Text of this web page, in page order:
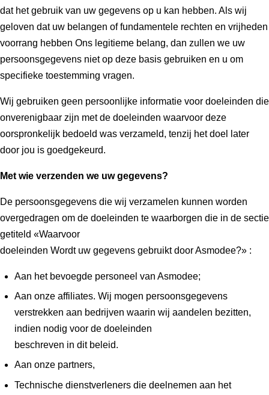
dat het gebruik van uw gegevens op u kan hebben. Als wij
geloven dat uw belangen of fundamentele rechten en vrijheden
voorrang hebben Ons legitieme belang, dan zullen we uw
persoonsgegevens niet op deze basis gebruiken en u om
specifieke toestemming vragen.
Wij gebruiken geen persoonlijke informatie voor doeleinden die
onverenigbaar zijn met de doeleinden waarvoor deze
oorspronkelijk bedoeld was verzameld, tenzij het doel later
door jou is goedgekeurd.
Met wie verzenden we uw gegevens?
De persoonsgegevens die wij verzamelen kunnen worden
overgedragen om de doeleinden te waarborgen die in de sectie
getiteld «Waarvoor
doeleinden Wordt uw gegevens gebruikt door Asmodee?» :
Aan het bevoegde personeel van Asmodee;
Aan onze affiliates. Wij mogen persoonsgegevens
verstrekken aan bedrijven waarin wij aandelen bezitten,
indien nodig voor de doeleinden
beschreven in dit beleid.
Aan onze partners,
Technische dienstverleners die deelnemen aan het